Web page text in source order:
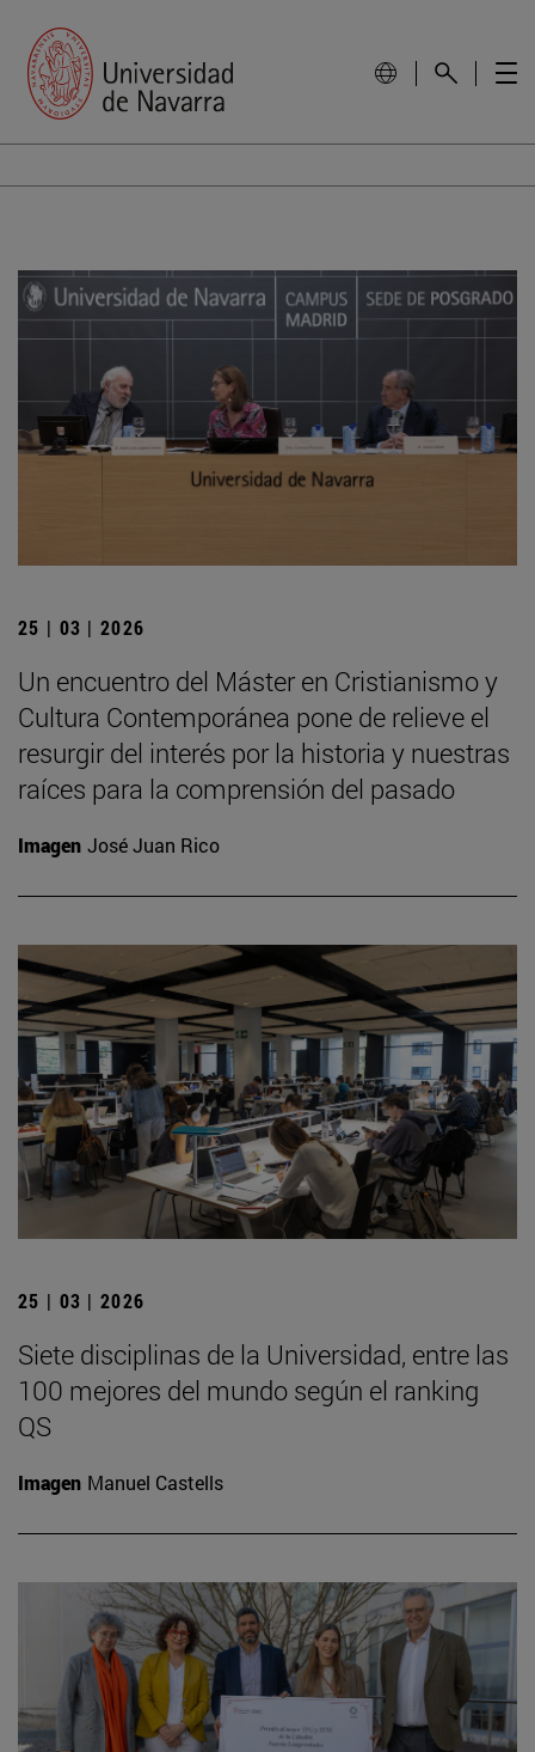
25 | 03 | 2026
Un encuentro del Máster en Cristianismo y
Cultura Contemporánea pone de relieve el
resurgir del interés por la historia y nuestras
raíces para la comprensión del pasado
Imagen José Juan Rico
25 | 03 | 2026
Siete disciplinas de la Universidad, entre las
100 mejores del mundo según el ranking
QS
Imagen Manuel Castells